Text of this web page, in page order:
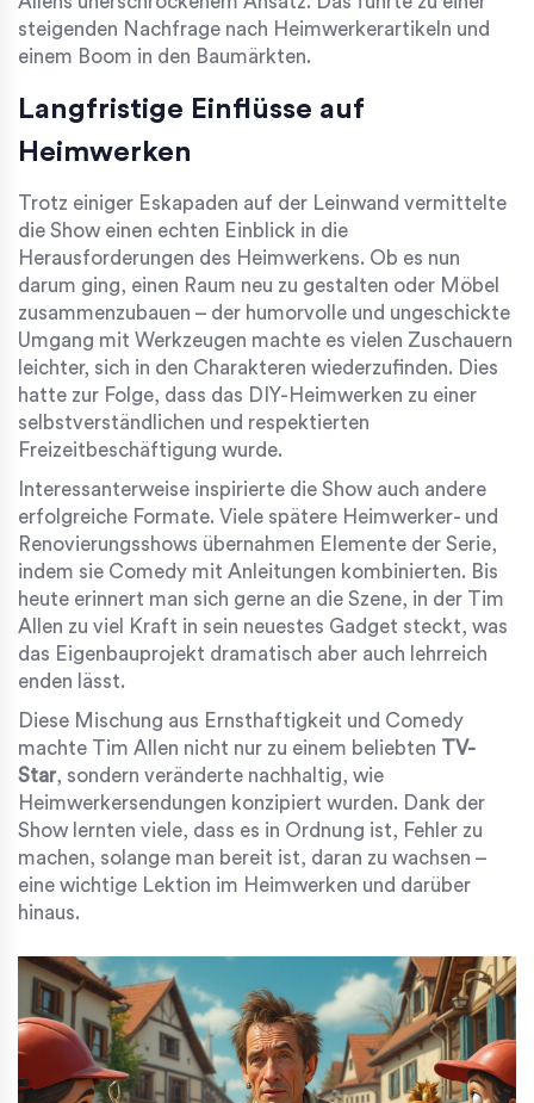
steigenden Nachfrage nach Heimwerkerartikeln und
einem Boom in den Baumärkten.
Langfristige Einflüsse auf
Heimwerken
Trotz einiger Eskapaden auf der Leinwand vermittelte
die Show einen echten Einblick in die
Herausforderungen des Heimwerkens. Ob es nun
darum ging, einen Raum neu zu gestalten oder Möbel
zusammenzubauen – der humorvolle und ungeschickte
Umgang mit Werkzeugen machte es vielen Zuschauern
leichter, sich in den Charakteren wiederzufinden. Dies
hatte zur Folge, dass das DIY-Heimwerken zu einer
selbstverständlichen und respektierten
Freizeitbeschäftigung wurde.
Interessanterweise inspirierte die Show auch andere
erfolgreiche Formate. Viele spätere Heimwerker- und
Renovierungsshows übernahmen Elemente der Serie,
indem sie Comedy mit Anleitungen kombinierten. Bis
heute erinnert man sich gerne an die Szene, in der Tim
Allen zu viel Kraft in sein neuestes Gadget steckt, was
das Eigenbauprojekt dramatisch aber auch lehrreich
enden lässt.
Diese Mischung aus Ernsthaftigkeit und Comedy
machte Tim Allen nicht nur zu einem beliebten TV-
Star, sondern veränderte nachhaltig, wie
Heimwerkersendungen konzipiert wurden. Dank der
Show lernten viele, dass es in Ordnung ist, Fehler zu
machen, solange man bereit ist, daran zu wachsen –
eine wichtige Lektion im Heimwerken und darüber
hinaus.